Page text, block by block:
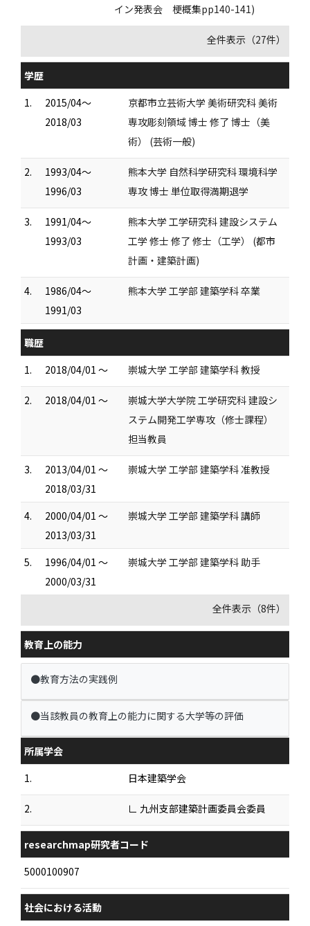
イン発表会 梗概集pp140-141)
全件表示（27件）
学歴
1.
2015/04～
2018/03
京都市立芸術大学 美術研究科 美術
専攻彫刻領域 博士 修了 博士（美
術） (芸術一般)
2.
1993/04～
1996/03
熊本大学 自然科学研究科 環境科学
専攻 博士 単位取得満期退学
3.
1991/04～
1993/03
熊本大学 工学研究科 建設システム
工学 修士 修了 修士（工学） (都市
計画・建築計画)
4.
1986/04～
1991/03
熊本大学 工学部 建築学科 卒業
職歴
1.
2018/04/01 ～ 崇城大学 工学部 建築学科 教授
2. 2018/04/01 ～
崇城大学大学院 工学研究科 建設シ
ステム開発工学専攻（修士課程）
担当教員
3.
2013/04/01 ～
2018/03/31
崇城大学 工学部 建築学科 准教授
4.
2000/04/01 ～
2013/03/31
崇城大学 工学部 建築学科 講師
5.
1996/04/01 ～
2000/03/31
崇城大学 工学部 建築学科 助手
全件表示（8件）
教育上の能力
●教育方法の実践例
●当該教員の教育上の能力に関する大学等の評価
所属学会
1.
日本建築学会
2. ∟ 九州支部建築計画委員会委員
researchmap研究者コード
5000100907
社会における活動